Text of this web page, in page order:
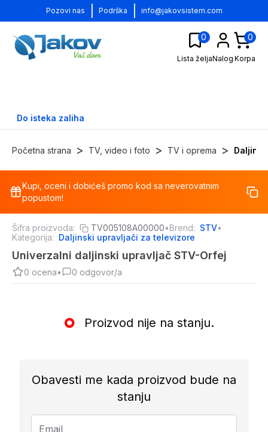
Pozovi nas Podrška info@jakovsistem.com
0
Lista željaNalog
0
Korpa
Do isteka zaliha
Početna strana > TV, video i foto > TV i oprema >
%
Kupi, oceni i dobićeš promo kod sa neverovatnim
popustom!
Šifra proizvoda: TV005108A00000•Brend: STV•
Kategorija: Daljinski upravljači za televizore
Univerzalni daljinski upravljač STV-Orfej
0 ocena• 0 odgovor/a
Proizvod nije na stanju.
Obavesti me kada proizvod bude na
stanju